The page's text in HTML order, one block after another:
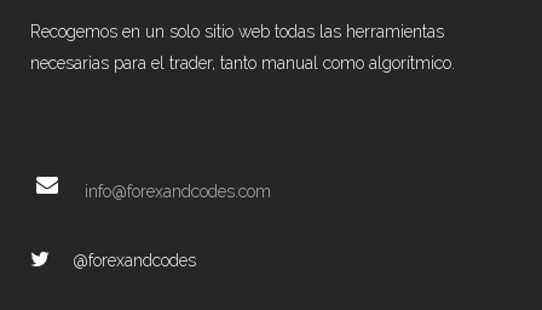
Recogemos en un solo sitio web todas las herramientas
necesarias para el trader, tanto manual como algorítmico.
info@forexandcodes.com
@forexandcodes